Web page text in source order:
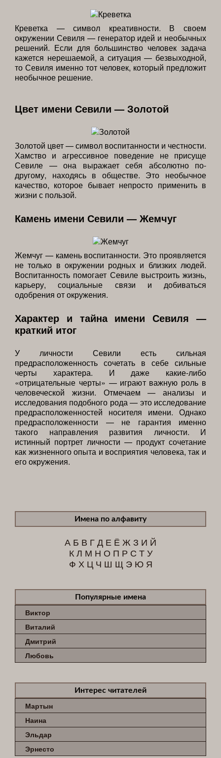
Креветка — символ креативности. В своем
окружении Севиля — генератор идей и необычных
решений. Если для большинство человек задача
кажется нерешаемой, а ситуация — безвыходной,
то Севиля именно тот человек, который предложит
необычное решение.
Цвет имени Севили — Золотой
Золотой цвет — символ воспитанности и честности.
Хамство и агрессивное поведение не присуще
Севиле — она выражает себя абсолютно по-
другому, находясь в обществе. Это необычное
качество, которое бывает непросто применить в
жизни с пользой.
Камень имени Севили — Жемчуг
Жемчуг — камень воспитанности. Это проявляется
не только в окружении родных и близких людей.
Воспитанность помогает Севиле выстроить жизнь,
карьеру, социальные связи и добиваться
одобрения от окружения.
Характер и тайна имени Севиля —
краткий итог
У личности Севили есть сильная
предрасположенность сочетать в себе сильные
черты характера. И даже какие-либо
«отрицательные черты» — играют важную роль в
человеческой жизни. Отмечаем — анализы и
исследования подобного рода — это исследование
предрасположенностей носителя имени. Однако
предрасположенности — не гарантия именно
такого направления развития личности. И
истинный портрет личности — продукт сочетание
как жизненного опыта и восприятия человека, так и
его окружения.
Имена по алфавиту
А Б В ГД Е Ё Ж З И Й
К Л М Н О П Р С Т У
Ф Х Ц Ч Ш Щ Э Ю Я
Популярные имена
Виктор
Виталий
Дмитрий
Любовь
Интерес читателей
Мартын
Наина
Эльдар
Эрнесто